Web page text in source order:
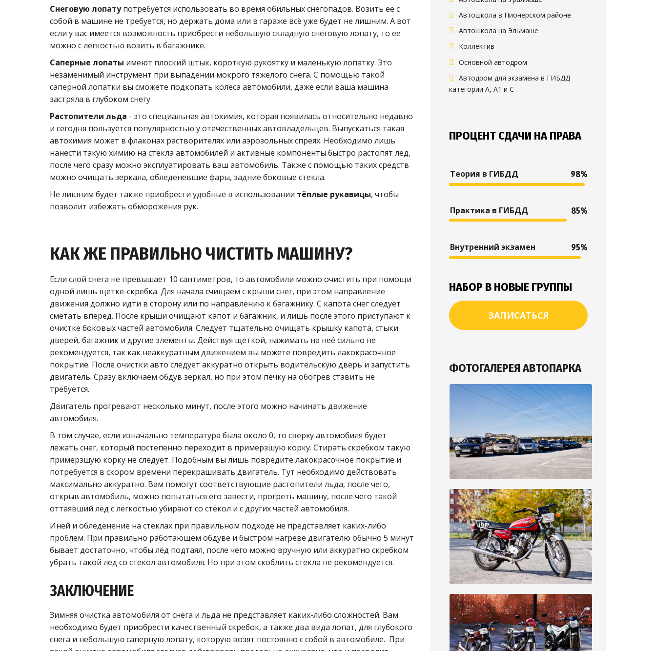
Снеговую лопатупотребуется использовать во время обильных снегопадов. Возить ее с
собой в машине не требуется, но держать дома или в гараже всё уже будет не лишним. А вот
если у вас имеется возможность приобрести небольшую складную снеговую лопату, то ее
можно с легкостью возить в багажнике.
Саперные лопаты имеют плоский штык, короткую рукоятку и маленькую лопатку. Это
незаменимый инструмент при выпадении мокрого тяжелого снега. С помощью такой
саперной лопатки вы сможете подкопать колёса автомобили, даже если ваша машина
застряла в глубоком снегу.
Растопители льда - это специальная автохимия, которая появилась относительно недавно
и сегодня пользуется популярностью у отечественных автовладельцев. Выпускаться такая
автохимия может в флаконах растворителях или аэрозольных спреях. Необходимо лишь
нанести такую химию на стекла автомобилей и активные компоненты быстро растопят лед,
после чего сразу можно эксплуатировать ваш автомобиль. Также с помощью таких средств
можно очищать зеркала, обледеневшие фары, задние боковые стекла.
Не лишним будет также приобрести удобные в использовании тёплые рукавицы, чтобы
позволит избежать обморожения рук.
КАК ЖЕ ПРАВИЛЬНО ЧИСТИТЬ МАШИНУ?
Если слой снега не превышает 10 сантиметров, то автомобили можно очистить при помощи
одной лишь щетке-скребка. Для начала счищаем с крыши снег, при этом направление
движения должно идти в сторону или по направлению к багажнику. С капота снег следует
сметать вперёд. После крыши очищают капот и багажник, и лишь после этого приступают к
очистке боковых частей автомобиля. Следует тщательно очищать крышку капота, стыки
дверей, багажник и другие элементы. Действуя щеткой, нажимать на неё сильно не
рекомендуется, так как неаккуратным движением вы можете повредить лакокрасочное
покрытие. После очистки авто следует аккуратно открыть водительскую дверь и запустить
двигатель. Сразу включаем обдув зеркал, но при этом печку на обогрев ставить не
требуется.
Двигатель прогревают несколько минут, после этого можно начинать движение
автомобиля.
В том случае, если изначально температура была около 0, то сверху автомобиля будет
лежать снег, который постепенно переходит в примерзшую корку. Стирать скребком такую
примерзшую корку не следует. Подобным вы лишь повредите лакокрасочное покрытие и
потребуется в скором времени перекрашивать двигатель. Тут необходимо действовать
максимально аккуратно. Вам помогут соответствующие растопители льда, после чего,
открыв автомобиль, можно попытаться его завести, прогреть машину, после чего такой
оттаявший лёд с лёгкостью убирают со стёкол и с других частей автомобиля.
Иней и обледенение на стеклах при правильном подходе не представляет каких-либо
проблем. При правильно работающем обдуве и быстром нагреве двигателю обычно 5 минут
бывает достаточно, чтобы лёд подтаял, после чего можно вручную или аккуратно скребком
убрать такой лед со стекол автомобиля. Но при этом скоблить стекла не рекомендуется.
ЗАКЛЮЧЕНИЕ
Зимняя очистка автомобиля от снега и льда не представляет каких-либо сложностей. Вам
необходимо будет приобрести качественный скребок, а также два вида лопат, для глубокого
снега и небольшую саперную лопату, которую возят постоянно с собой в автомобиле. При
Автошкола в Пионерском районе
Автошкола на Эльмаше
Коллектив
Основной автодром
Автодром для экзамена в ГИБДД
категории А, А1 и С
ПРОЦЕНТ СДАЧИ НА ПРАВА
Теория в ГИБДД 98%
Практика в ГИБДД 85%
Внутренний экзамен 95%
НАБОР В НОВЫЕ ГРУППЫ
ЗАПИСАТЬСЯ
ФОТОГАЛЕРЕЯ АВТОПАРКА